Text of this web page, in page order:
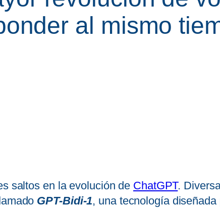
al mismo
saltos en la evolución de ChatGPT.
GPT-Bidi-1, una tecnología